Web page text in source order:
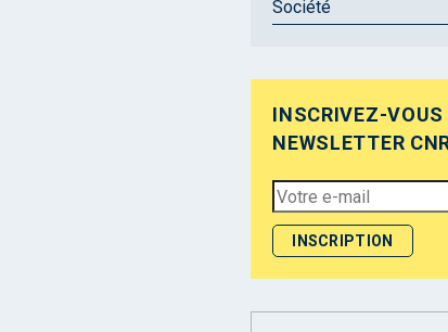
Société
INSCRIVEZ-
NEWSLETTER